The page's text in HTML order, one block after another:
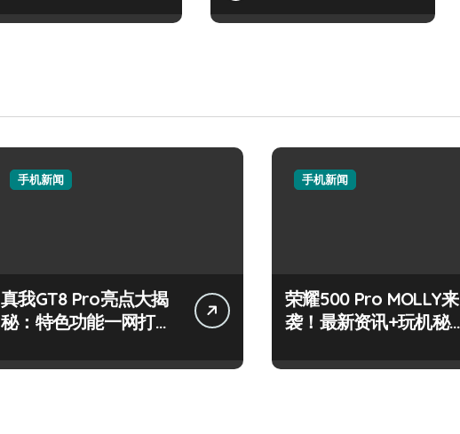
手机新闻
真我GT8 Pro亮点大揭
秘：特色功能一网打
手机新闻
荣耀500 Pro MOLLY来
袭！最新资讯+玩机秘